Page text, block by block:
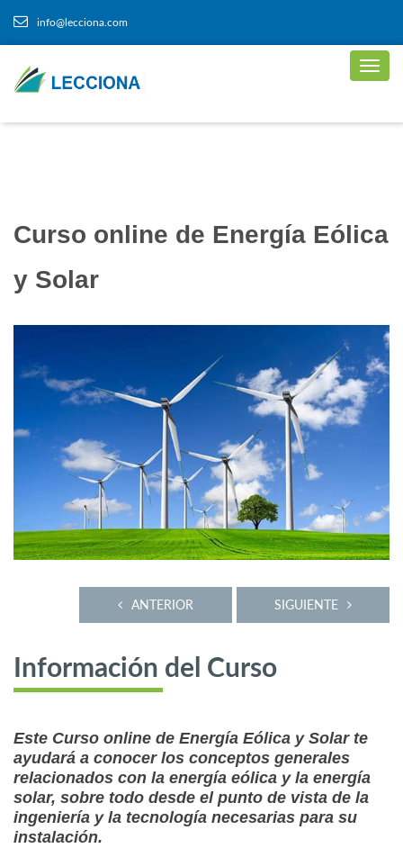
info@lecciona.com
Curso online de Energía Eólica
y Solar
SIGUIENTE
ANTERIOR
Información del Curso
Este Curso online de Energía Eólica y Solar te
ayudará a conocer los conceptos generales
relacionados con la energía eólica y la energía
solar, sobre todo desde el punto de vista de la
ingeniería y la tecnología necesarias para su
instalación.